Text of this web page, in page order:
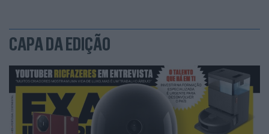
CAPA DA EDIÇÃO